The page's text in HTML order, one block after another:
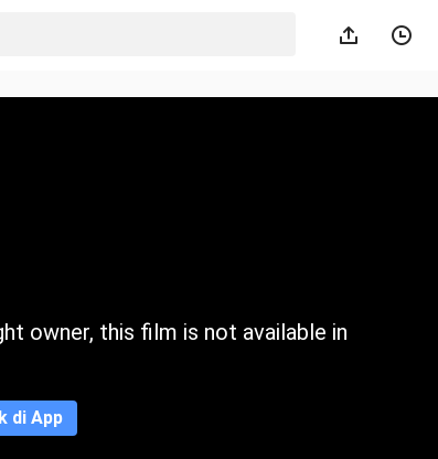
owner, this film is not available in
di App